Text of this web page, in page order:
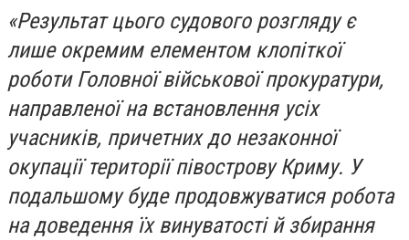
«Результат цього судового розгляду є
лише окремим елементом клопіткої
роботи Головної військової прокуратури,
направленої на встановлення усіх
учасників, причетних до незаконної
окупації території півострову Криму. У
подальшому буде продовжуватися робота
на доведення їх винуватості й збирання